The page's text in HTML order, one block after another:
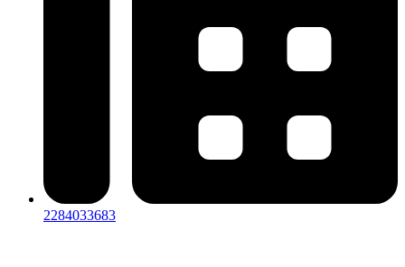
2284033683